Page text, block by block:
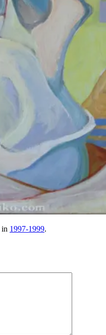
in 1997-1999.